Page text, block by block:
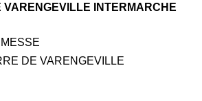
VARENGEVILLE INTERMARCHE
DE VARENGEVILLE